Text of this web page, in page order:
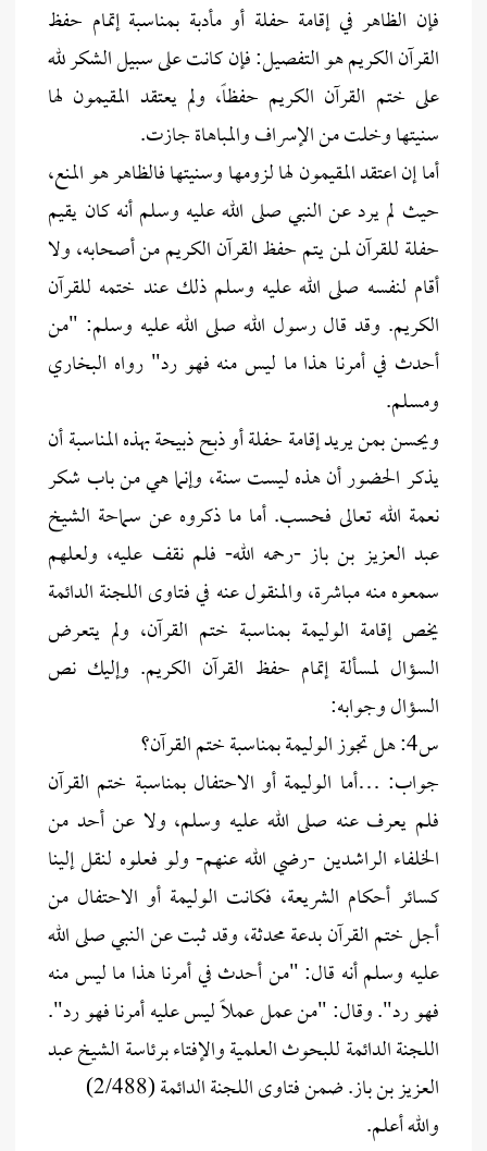
فإن الظاهر في إقامة حفلة أو مأدبة بمناسبة إتمام حفظ
القرآن الكريم هو التفصيل: فإن كانت على سبيل الشكر لله
على ختم القرآن الكريم حفظاً، ولم يعتقد المقيمون لها
سنيتها وخلت من الإسراف والمباهاة جازت.
أما إن اعتقد المقيمون لها لزومها وسنيتها فالظاهر هو المنع،
حيث لم يرد عن النبي صلى الله عليه وسلم أنه كان يقيم
حفلة للقرآن لمن يتم حفظ القرآن الكريم من أصحابه، ولا
أقام لنفسه صلى الله عليه وسلم ذلك عند ختمه للقرآن
الكريم. وقد قال رسول الله صلى الله عليه وسلم: "من
أحدث في أمرنا هذا ما ليس منه فهو رد" رواه البخاري
ومسلم.
ويحسن بمن يريد إقامة حفلة أو ذبح ذبيحة بهذه المناسبة أن
يذكر الحضور أن هذه ليست سنة، وإنما هي من باب شكر
نعمة الله تعالى فحسب. أما ما ذكروه عن سماحة الشيخ
عبد العزيز بن باز -رحمه الله- فلم نقف عليه، ولعلهم
سمعوه منه مباشرة، والمنقول عنه في فتاوى اللجنة الدائمة
يخص إقامة الوليمة بمناسبة ختم القرآن، ولم يتعرض
السؤال لمسألة إتمام حفظ القرآن الكريم. وإليك نص
السؤال وجوابه:
س4: هل تجوز الوليمة بمناسبة ختم القرآن؟
جواب: …أما الوليمة أو الاحتفال بمناسبة ختم القرآن
فلم يعرف عنه صلى الله عليه وسلم، ولا عن أحد من
الخلفاء الراشدين -رضي الله عنهم- ولو فعلوه لنقل إلينا
كسائر أحكام الشريعة، فكانت الوليمة أو الاحتفال من
أجل ختم القرآن بدعة محدثة، وقد ثبت عن النبي صلى الله
عليه وسلم أنه قال: "من أحدث في أمرنا هذا ما ليس منه
فهو رد". وقال: "من عمل عملاً ليس عليه أمرنا فهو رد".
اللجنة الدائمة للبحوث العلمية والإفتاء برئاسة الشيخ عبد
العزيز بن باز. ضمن فتاوى اللجنة الدائمة (2/488)
والله أعلم.